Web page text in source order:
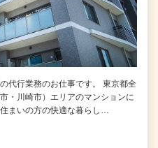
代行業務のお仕事です。 東京都全
・川崎市）エリアのマンションに
まいの方の快適な暮らし…